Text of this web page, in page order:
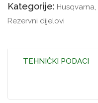
Kategorije: Husqvarna
Rezervni dijelovi
TEHNIČKI PODACI